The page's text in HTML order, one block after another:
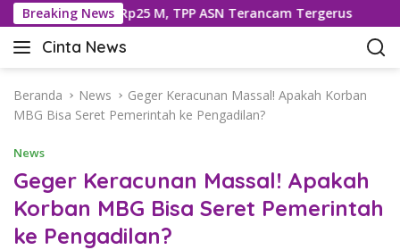
a
Breaking News
Rp25 M, TPP ASN Terancam Tergerus
Cinta News
C
n
t
N
e
w
s
–
Beranda News
Geger Keracunan Massal! Apakah Korban
MBG Bisa Seret Pemerintah ke Pengadilan?
News
Geger Keracunan Massal! Apakah
Korban MBG Bisa Seret Pemerintah
ke Pengadilan?